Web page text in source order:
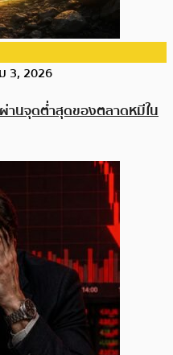
3, 2026
านจุดต่ำสุดของตลาดหมีใน